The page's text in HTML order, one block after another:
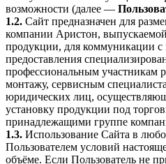
возможности (далее —
1.2. Сайт предназначен для
компании Аристон,
продукции, для коммуникации с
предоставления
профессиональным участникам
монтажу, сервисным
юридических лиц,
установку продукции под
принадлежащими группе
1.3. Использование Сайта в
Пользователем условий
объёме. Если Пользователь не